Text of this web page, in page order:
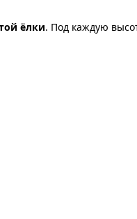
ёлки. Под каждую